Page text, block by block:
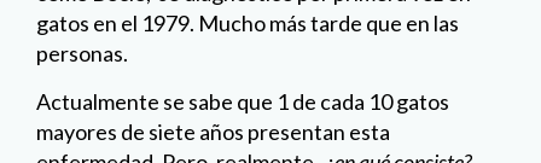
gatos en el 1979. Mucho más tarde que en las
personas.
Actualmente se sabe que 1 de cada 10 gatos
mayores de siete años presentan esta